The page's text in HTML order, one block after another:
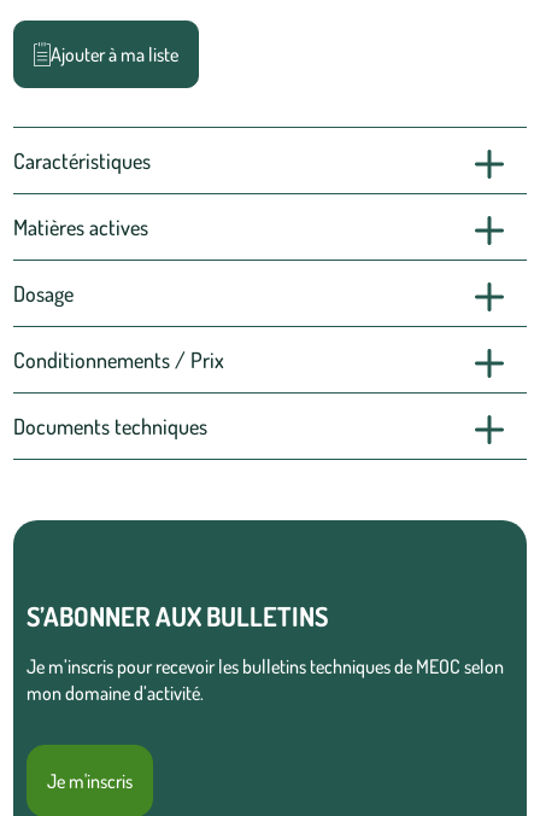
Ajouter à ma liste
Caractéristiques
Matières actives
Dosage
Conditionnements / Prix
Documents techniques
S’ABONNER AUX BULLETINS
Je m’inscris pour recevoir les bulletins techniques de MEOC selon
mon domaine d’activité.
Je m'inscris